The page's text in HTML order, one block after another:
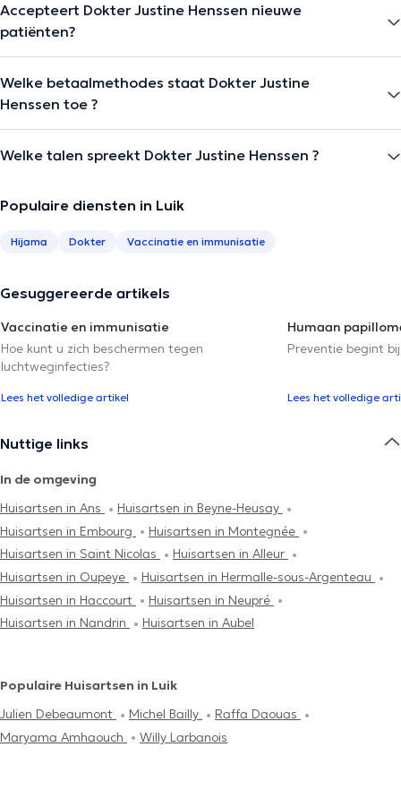
Accepteert Dokter Justine Henssen nieuwe
patiënten?
Welke betaalmethodes staat Dokter Justine
Henssen toe ?
Welke talen spreekt Dokter Justine Henssen ?
Populaire diensten in Luik
Hijama Dokter Vaccinatie en immunisatie
Gesuggereerde artikels
Vaccinatie en immunisatie
Hoe kunt u zich beschermen tegen
luchtweginfecties?
Lees het volledige artikel
Humaan
Preventie begint
Lees het volledige
Nuttige links
In de omgeving
Huisartsen in Ans
Huisartsen in Beyne-Heusay
Huisartsen in Embourg
Huisartsen in Montegnée
Huisartsen in Saint Nicolas
Huisartsen in Alleur
Huisartsen in Oupeye
Huisartsen in Hermalle-sous-Argenteau
Huisartsen in Haccourt
Huisartsen in Neupré
Huisartsen in Nandrin
Huisartsen in Aubel
Populaire Huisartsen in Luik
Julien Debeaumont
Michel Bailly
Raffa Daouas
Maryama Amhaouch
Willy Larbanois